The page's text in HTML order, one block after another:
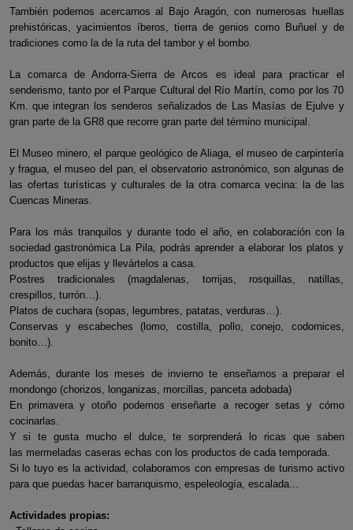
También podemos acercarnos al Bajo Aragón, con numerosas huellas
prehistóricas, yacimientos íberos, tierra de genios como Buñuel y de
tradiciones como la de la ruta del tambor y el bombo.
La comarca de Andorra-Sierra de Arcos es ideal para practicar el
senderismo, tanto por el Parque Cultural del Río Martín, como por los 70
Km. que integran los senderos señalizados de Las Masías de Ejulve y
gran parte de la GR8 que recorre gran parte del término municipal.
El Museo minero, el parque geológico de Aliaga, el museo de carpintería
y fragua, el museo del pan, el observatorio astronómico, son algunas de
las ofertas turísticas y culturales de la otra comarca vecina: la de las
Cuencas Mineras.
Para los más tranquilos y durante todo el año, en colaboración con la
sociedad gastronómica La Pila, podrás aprender a elaborar los platos y
productos que elijas y llevártelos a casa.
Postres tradicionales (magdalenas, torrijas, rosquillas, natillas,
crespillos, turrón…).
Platos de cuchara (sopas, legumbres, patatas, verduras…).
Conservas y escabeches (lomo, costilla, pollo, conejo, codornices,
bonito…).
Además, durante los meses de invierno te enseñamos a preparar el
mondongo (chorizos, longanizas, morcillas, panceta adobada)
En primavera y otoño podemos enseñarte a recoger setas y cómo
cocinarlas.
Y si te gusta mucho el dulce, te sorprenderá lo ricas que saben
las mermeladas caseras echas con los productos de cada temporada.
Si lo tuyo es la actividad, colaboramos con empresas de turismo activo
para que puedas hacer barranquismo, espeleología, escalada...
Actividades propias: